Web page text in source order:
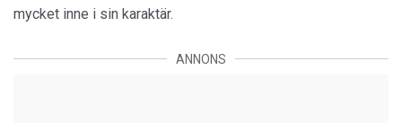
mycket inne i sin karaktär.
ANNONS